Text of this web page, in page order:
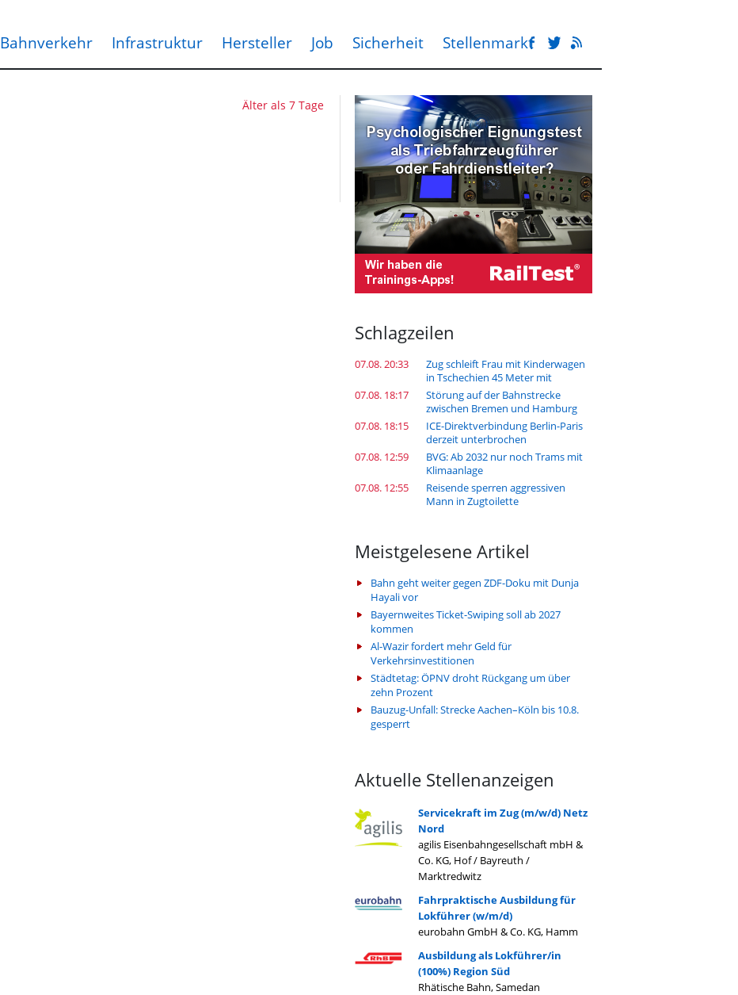
Bahnverkehr Infrastruktur Hersteller Job Sicherheit Stellenmarkt
Älter als 7 Tage
Schlagzeilen
07.08. 20:33
Zug schleift Frau mit Kinderwagen
in Tschechien 45 Meter mit
07.08. 18:17
Störung auf der Bahnstrecke
zwischen Bremen und Hamburg
07.08. 18:15
ICE-Direktverbindung Berlin-Paris
derzeit unterbrochen
07.08. 12:59
BVG: Ab 2032 nur noch Trams mit
Klimaanlage
07.08. 12:55
Reisende sperren aggressiven
Mann in Zugtoilette
Meistgelesene Artikel
Bahn geht weiter gegen ZDF-Doku mit Dunja
Hayali vor
Bayernweites Ticket-Swiping soll ab 2027
kommen
Al-Wazir fordert mehr Geld für
Verkehrsinvestitionen
Städtetag: ÖPNV droht Rückgang um über
zehn Prozent
Bauzug-Unfall: Strecke Aachen–Köln bis 10.8.
gesperrt
Aktuelle Stellenanzeigen
Servicekraft im Zug (m/w/d) Netz
Nord
agilis Eisenbahngesellschaft mbH &
Co. KG, Hof / Bayreuth /
Marktredwitz
Fahrpraktische Ausbildung für
Lokführer (w/m/d)
eurobahn GmbH & Co. KG, Hamm
Ausbildung als Lokführer/in
(100%) Region Süd
Rhätische Bahn, Samedan